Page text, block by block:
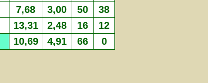
7,68 3,00 50 38
13,31 2,48 16 12
10,69 4,91 66 0